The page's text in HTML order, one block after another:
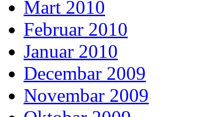
Mart 2010
Februar 2010
Januar 2010
Decembar 2009
Novembar 2009